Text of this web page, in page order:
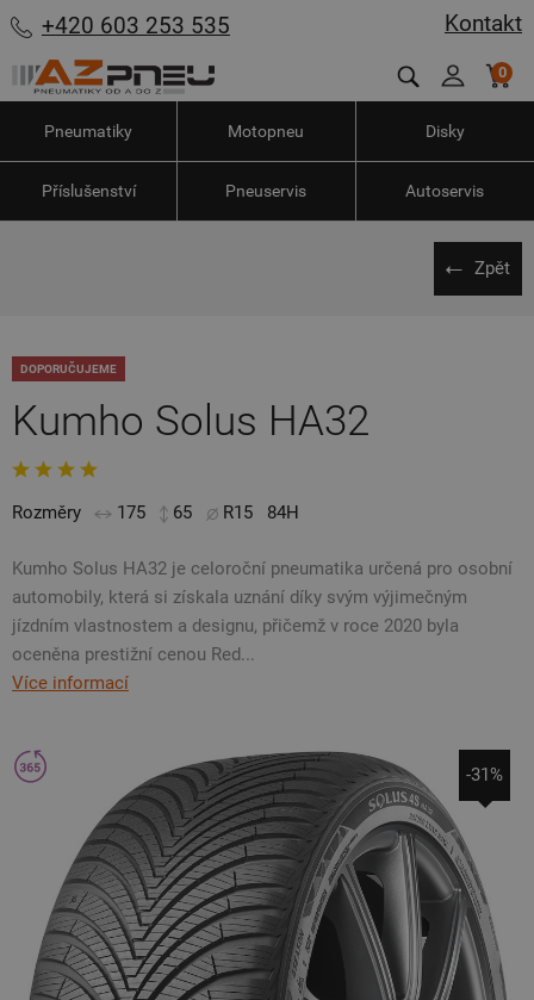
Kontakt
+420 603 253 535
0
Pneumatiky Motopneu Disky
Příslušenství Pneuservis Autoservis
Zpět
DOPORUČUJEME
Kumho Solus HA32
Rozměry 175 65 R15 84H
Kumho Solus HA32 je celoroční pneumatika určená pro osobní
automobily, která si získala uznání díky svým výjimečným
jízdním vlastnostem a designu, přičemž v roce 2020 byla
oceněna prestižní cenou Red...
Více informací
-31%